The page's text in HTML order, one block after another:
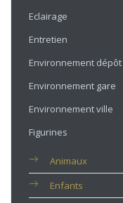
Eclairage
Entretien
Environnement dépôt
Environnement gare
Environnement ville
Figurines
Animaux
Enfants